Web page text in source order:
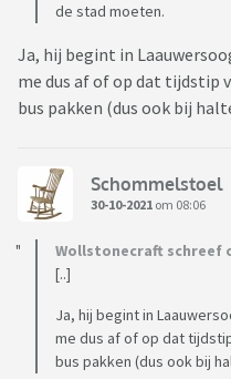
de stad moeten.
Ja, hij begint in
me dus af of op dat tijdstip
bus pakken (dus ook bij
Schommelstoel
30-10-2021 om 08:06
Wollstonecraft schreef
[..]
Ja, hij begint in
me dus af of op dat
bus pakken (dus ook bij